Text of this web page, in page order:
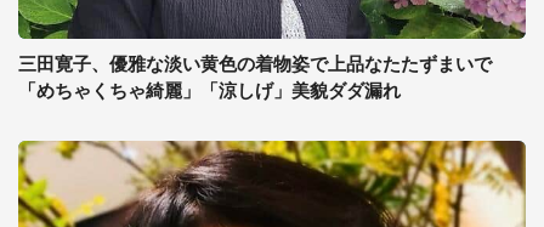
三田寛子、優雅な淡い黄色の着物姿で上品なたたずまいで
「めちゃくちゃ綺麗」「涼しげ」美貌ダダ漏れ